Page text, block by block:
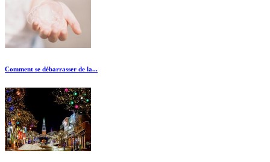
Comment se débarrasser de la...